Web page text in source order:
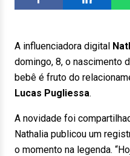
A influenciadora digital
domingo, 8, o nascimento
bebê é fruto do
Lucas Pugliessa.
A novidade foi
Nathalia publicou um
o momento na legenda.